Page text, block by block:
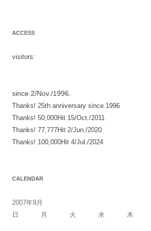
ョ
ン
ACCESS
visitors:
since 2/Nov./1996.
Thanks! 25th anniversary since 1996
Thanks! 50,000Hit 15/Oct./2011
Thanks! 77,777Hit 2/Jun./2020
Thanks! 100,000Hit 4/Jul./2024
CALENDAR
2007年9月
日
月 火 水 木